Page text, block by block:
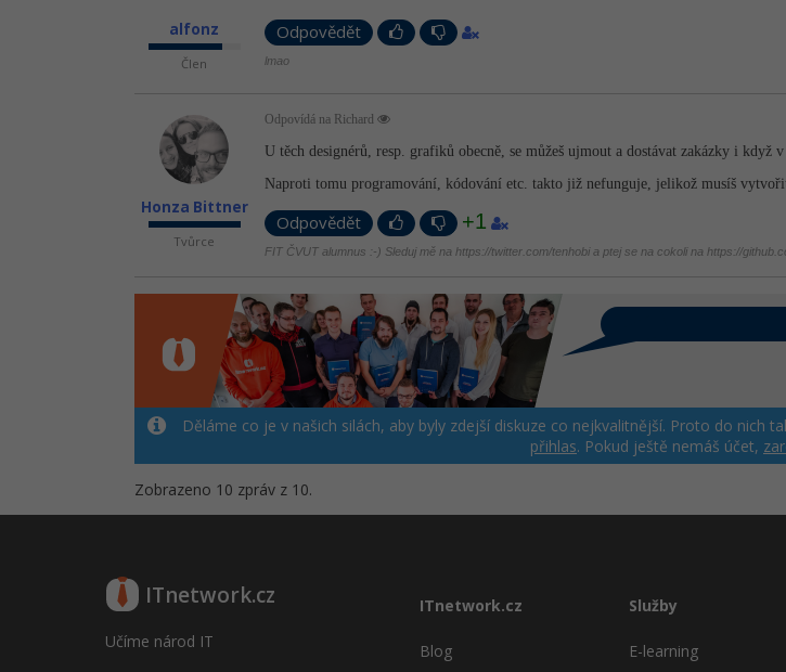
alfonz
Člen
Odpovědět
lmao
Honza Bittner
Tvůrce
Odpovídá na Richard
U těch designérů, resp. grafiků obecně, se můžeš ujmout a dostávat zakázky i
Naproti tomu programování, kódování etc. takto již nefunguje, jelikož musíš
Odpovědět +1
FIT ČVUT alumnus :-) Sleduj mě na https://twitter.com/tenhobi a ptej se na cokoli na https://
Děláme co je v našich silách, aby byly zdejší diskuze co nejkvalitnější. Proto do nich
přihlas. Pokud ještě nemáš účet,
Zobrazeno 10 zpráv z 10.
ITnetwork.cz
Učíme národ IT
ITnetwork.cz
Blog
Služby
E-learning